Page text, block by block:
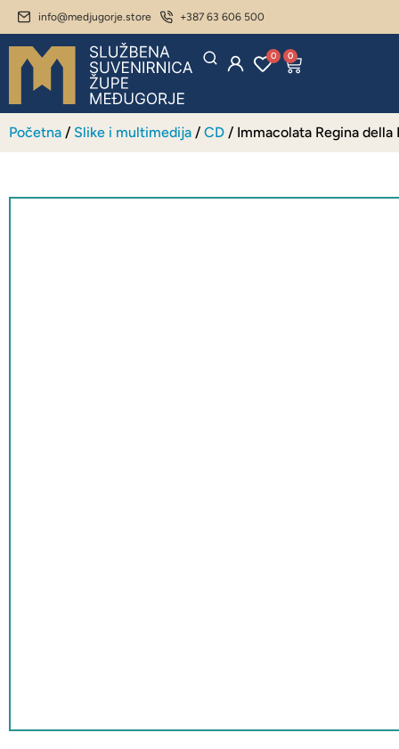
info@medjugorje.store +387 63 606 500
0 0
Početna / Slike i multimedija / CD / Immacolata Regina della